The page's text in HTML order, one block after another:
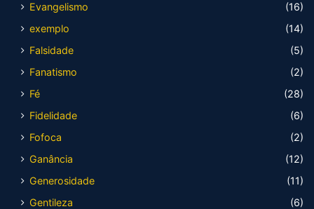
Evangelismo
(16)
exemplo
(14)
Falsidade
(5)
Fanatismo
(2)
Fé
(28)
Fidelidade
(6)
Fofoca
(2)
Ganância
(12)
Generosidade
(11)
Gentileza
(6)